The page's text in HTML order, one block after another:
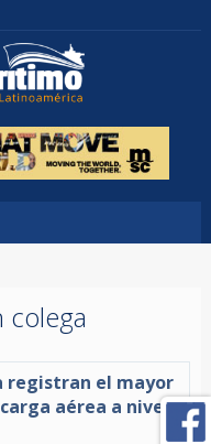
colega
registran el mayor
aérea a nivel